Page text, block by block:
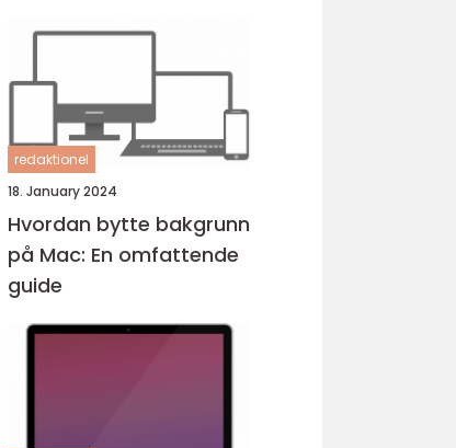
redaktionel
18. January 2024
Hvordan bytte bakgrunn
på Mac: En omfattende
guide